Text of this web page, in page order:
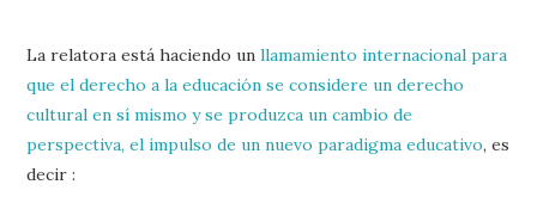
La relatora está haciendo unllamamiento internacional para
que el derecho a la educación se considere un derecho
cultural en sí mismo y se produzca un cambio de
perspectiva, el impulso de un nuevo paradigma educativo, es
decir :